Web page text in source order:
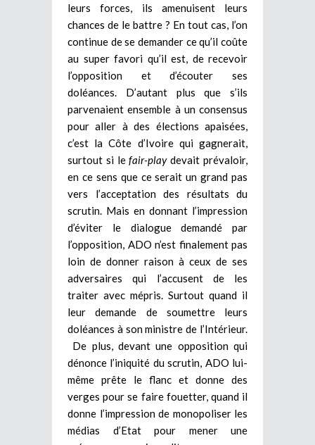
leurs forces, ils amenuisent leurs
chances de le battre ? En tout cas, l’on
continue de se demander ce qu’il coûte
au super favori qu’il est, de recevoir
l’opposition et d’écouter ses
doléances. D’autant plus que s’ils
parvenaient ensemble à un consensus
pour aller à des élections apaisées,
c’est la Côte d’Ivoire qui gagnerait,
surtout si lefair-playdevait prévaloir,
en ce sens que ce serait un grand pas
vers l’acceptation des résultats du
scrutin. Mais en donnant l’impression
d’éviter le dialogue demandé par
l’opposition, ADO n’est finalement pas
loin de donner raison à ceux de ses
adversaires qui l’accusent de les
traiter avec mépris. Surtout quand il
leur demande de soumettre leurs
doléances à son ministre de l’Intérieur.
De plus, devant une opposition qui
dénonce l’iniquité du scrutin, ADO lui-
même prête le flanc et donne des
verges pour se faire fouetter, quand il
donne l’impression de monopoliser les
médias d’Etat pour mener une